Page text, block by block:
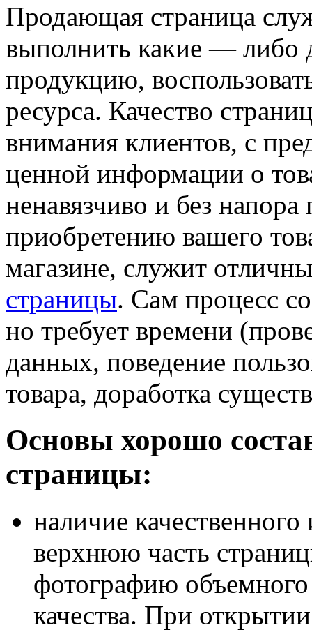
Продающая страница
выполнить какие — либо
продукцию,
ресурса. Качество
внимания клиентов, с
ценной информации о
ненавязчиво и без напора
приобретению вашего
магазине, служит
страницы. Сам процесс
но требует времени
данных, поведение
товара, доработка
Основы хорошо
страницы:
наличие
верхнюю часть
фотографию
качества. При